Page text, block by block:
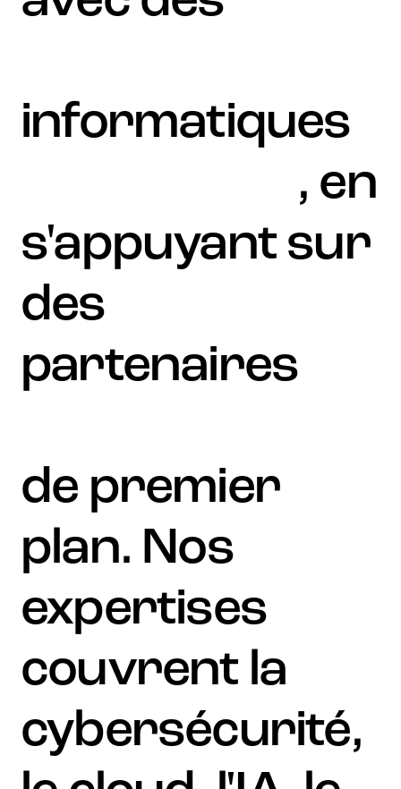
informatiques
, en
s'appuyant sur
des
partenaires
de premier
plan. Nos
expertises
couvrent la
cybersécurité,